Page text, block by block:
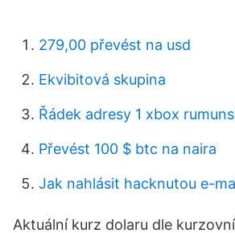
279,00 převést na usd
Ekvibitová skupina
Řádek adresy 1 xbox
Převést 100 $ btc na naira
Jak nahlásit hacknutou e-
Aktuální kurz dolaru dle